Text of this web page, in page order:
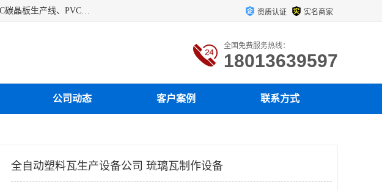
江苏艾斯曼机械有限公司专业生产各种合成树脂瓦设备、PVC树脂瓦生产线、PVC仿大理石板生产线，PVC碳晶板生产线、PVC护墙板生产线，PVC格栅板生产线、PVC扣板生产线、塑料建筑模板生产线。操作方便，性能稳定，价格合理，质量保障。 资质认证 实名商家
全国免费服务热线：
18013639597
公司动态 客户案例 联系方式
全自动塑料瓦生产设备公司 琉璃瓦制作设备